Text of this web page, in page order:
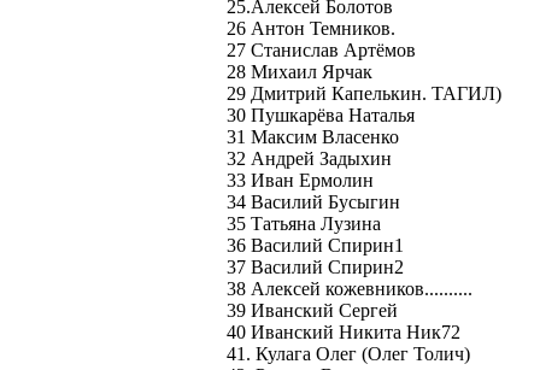
25.Алексей Болотов
26 Антон Темников.
27 Станислав Артёмов
28 Михаил Ярчак
29 Дмитрий Капелькин. ТАГИЛ)
30 Пушкарёва Наталья
31 Максим Власенко
32 Андрей Задыхин
33 Иван Ермолин
34 Василий Бусыгин
35 Татьяна Лузина
36 Василий Спирин1
37 Василий Спирин2
38 Алексей кожевников..........
39 Иванский Сергей
40 Иванский Никита Ник72
41. Кулага Олег (Олег Толич)